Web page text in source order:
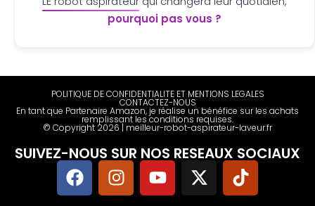
pourquoi pas vous ?
POLITIQUE DE CONFIDENTIALITE ET MENTIONS LEGALES
CONTACTEZ-NOUS
En tant que Partenaire Amazon, je réalise un bénéfice sur les achats
remplissant les conditions requises.
© Copyright 2026 | meilleur-robot-aspirateur-laveur.fr
SUIVEZ-NOUS SUR NOS RESEAUX SOCIAUX